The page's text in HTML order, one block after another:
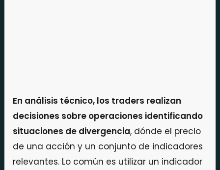
En análisis técnico, los traders realizan
decisiones sobre operaciones identificando
situaciones de divergencia, dónde el precio
de una acción y un conjunto de indicadores
relevantes. Lo común es utilizar un indicador